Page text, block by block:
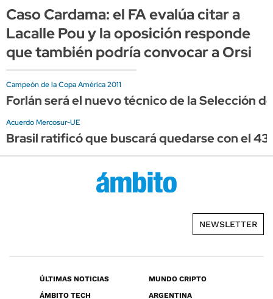
Caso Cardama: el FA evalúa citar a
Lacalle Pou y la oposición responde
que también podría convocar a Orsi
Campeón de la Copa América 2011
Forlán será el nuevo técnico de la Selección
Acuerdo Mercosur-UE
Brasil ratificó que buscará quedarse con el
NEWSLETTER
ÚLTIMAS NOTICIAS
MUNDO CRIPTO
ÁMBITO TECH
ARGENTINA